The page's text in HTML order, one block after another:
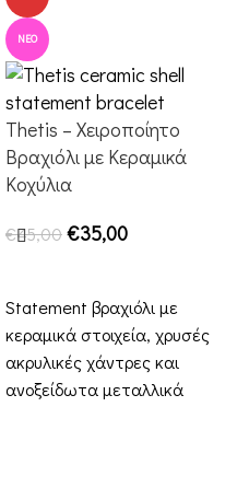
ΝΈΟ
Thetis – Χειροποίητο
Βραχιόλι με Κεραμικά
Κοχύλια
€45,00€35,00
Statement βραχιόλι με
κεραμικά στοιχεία, χρυσές
ακρυλικές χάντρες και
ανοξείδωτα μεταλλικά